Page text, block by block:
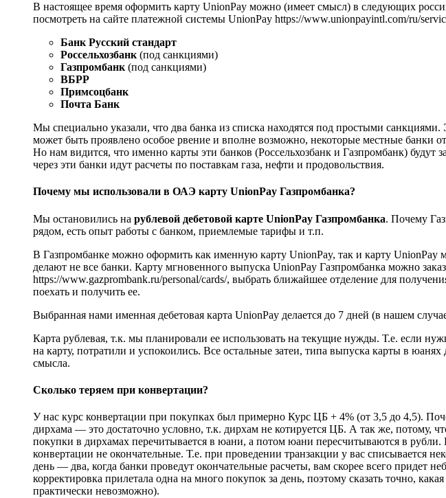
В настоящее время оформить карту UnionPay можно (имеет смысл) в следующих
посмотреть на сайте платежной системы UnionPay https://www.unionpayintl.com/ru/
Банк Русский стандарт
Россельхозбанк (под санкциями)
Газпромбанк (под санкциями)
ВБРР
Примсоцбанк
Почта Банк
Мы специально указали, что два банка из списка находятся под простыми санкциями.
может быть проявлено особое рвение и вполне возможно, некоторые местные банки
Но нам видится, что именно карты эти банков (Россельхозбанк и Газпромбанк) будут
через эти банки идут расчеты по поставкам газа, нефти и продовольствия.
Почему мы использовали в ОАЭ карту UnionPay Газпромбанка?
Мы остановились на рублевой дебетовой карте UnionPay Газпромбанка. Почему
рядом, есть опыт работы с банком, приемлемые тарифы и т.п.
В Газпромбанке можно оформить как именную карту UnionPay, так и карту UnionPay
делают не все банки. Карту мгновенного выпуска UnionPay Газпромбанка можно
https://www.gazprombank.ru/personal/cards/, выбрать ближайшее отделение для
поехать и получить ее.
Выбранная нами именная дебетовая карта UnionPay делается до 7 дней (в нашем
Карта рублевая, т.к. мы планировали ее использовать на текущие нужды. Т.е. если
на карту, потратили и успокоились. Все остальные затеи, типа выпуска карты в
смысла.
Сколько теряем при конвертации?
У нас курс конвертации при покупках был примерно Курс ЦБ + 4% (от 3,5 до 4,5).
дирхама — это достаточно условно, т.к. дирхам не котируется ЦБ. А так же, потому,
покупки в дирхамах перечитывается в юани, а потом юани пересчитываются в рубли.
конвертации не окончательные. Т.е. при проведении транзакции у вас списывается
день — два, когда банки проведут окончательные расчеты, вам скорее всего придет
корректировка прилетала одна на много покупок за день, поэтому сказать точно,
практически невозможно).